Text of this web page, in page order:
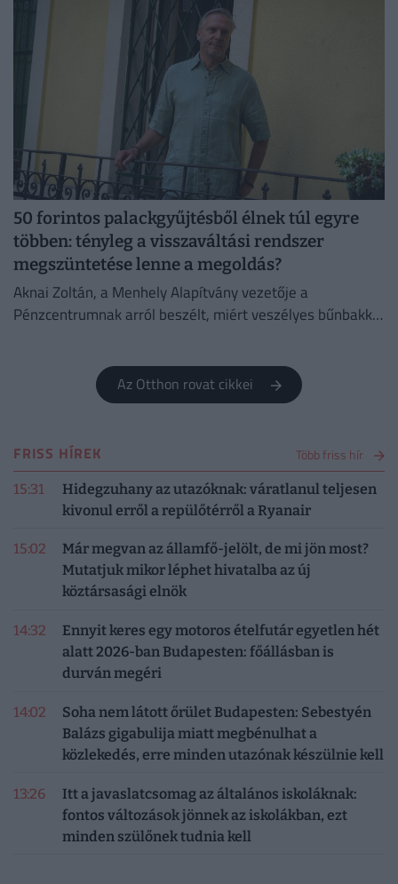
50 forintos palackgyűjtésből élnek túl egyre
többen: tényleg a visszaváltási rendszer
megszüntetése lenne a megoldás?
Aknai Zoltán, a Menhely Alapítvány vezetője a
Pénzcentrumnak arról beszélt, miért veszélyes bűnbakká
Az Otthon rovat cikkei
FRISS HÍREK Több friss hír
15:31
Hidegzuhany az utazóknak: váratlanul teljesen
kivonul erről a repülőtérről a Ryanair
15:02
Már megvan az államfő-jelölt, de mi jön most?
Mutatjuk mikor léphet hivatalba az új
köztársasági elnök
14:32
Ennyit keres egy motoros ételfutár egyetlen hét
alatt 2026-ban Budapesten: főállásban is
durván megéri
14:02
Soha nem látott őrület Budapesten: Sebestyén
Balázs gigabulija miatt megbénulhat a
közlekedés, erre minden utazónak készülnie kell
13:26
Itt a javaslatcsomag az általános iskoláknak:
fontos változások jönnek az iskolákban, ezt
minden szülőnek tudnia kell